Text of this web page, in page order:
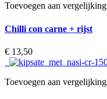
Toevoegen aan vergelijking
Chilli con carne + rijst
€ 13,50‎
Toevoegen aan vergelijking